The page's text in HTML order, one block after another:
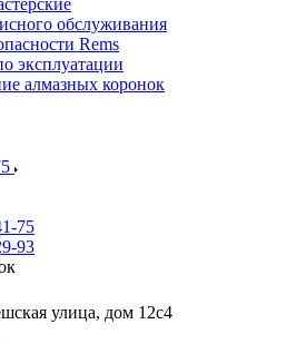
обслуживания
Rems
эксплуатации
алмазных коронок
75
93
улица, дом 12с4